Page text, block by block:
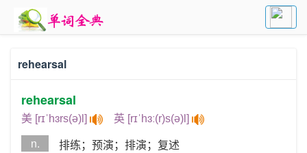
rehearsal
rehearsal
美 [rɪˈhɜrs(ə)l] 英 [rɪˈhɜː(r)s(ə)l]
n.
排练；预演；排演；复述